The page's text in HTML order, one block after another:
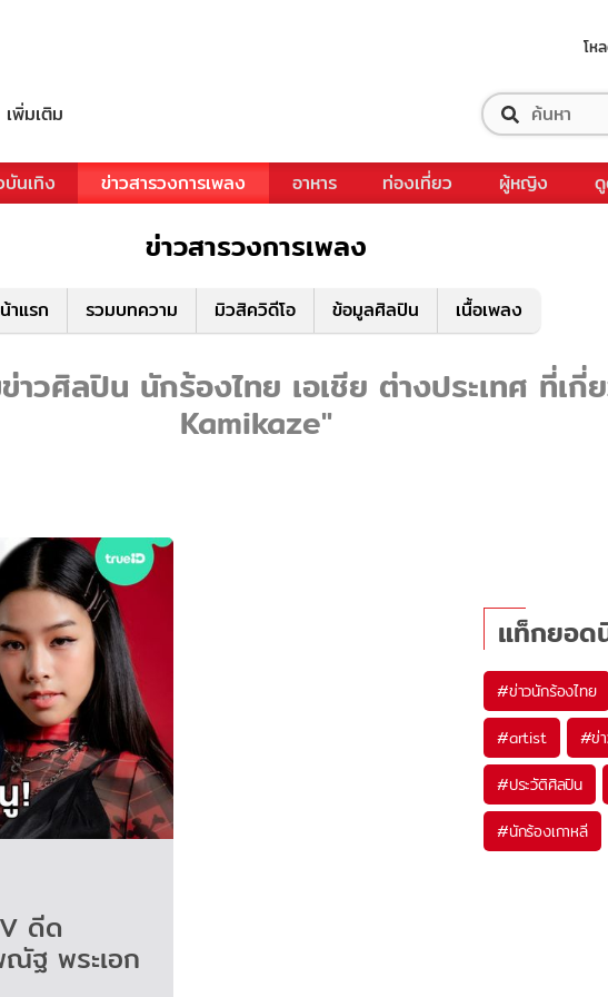
โห
เพิ่มเติม
บันเทิง ข่าวสารวงการเพลง อาหาร ท่องเที่ยว ผู้หญิง
ข่าวสารวงการเพลง
าแรก รวมบทความ มิวสิควิดีโอ ข้อมูลศิลปิน เนื้อเพลง
วศิลปิน นักร้องไทย เอเชีย ต่างประเทศ ที่เกี่
Kamikaze"
ดีด
แท็กยอด
#ข่าวนักร้องไทย
#artist #ข่
#ประวัติศิลปิน
#นักร้องเกาหลี